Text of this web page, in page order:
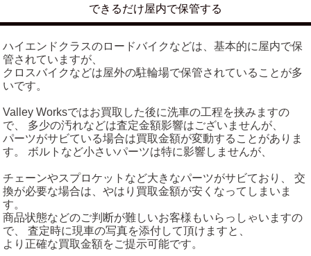
できるだけ屋内で保管する
ハイエンドクラスのロードバイクなどは、基本的に屋内で保
管されていますが、
クロスバイクなどは屋外の駐輪場で保管されていることが多
いです。
Valley Worksではお買取した後に洗車の工程を挟みますの
で、 多少の汚れなどは査定金額影響はございませんが、
パーツがサビている場合は買取金額が変動することがありま
す。 ボルトなど小さいパーツは特に影響しませんが、
チェーンやスプロケットなど大きなパーツがサビており、 交
換が必要な場合は、やはり買取金額が安くなってしまいま
す。
商品状態などのご判断が難しいお客様もいらっしゃいますの
で、 査定時に現車の写真を添付して頂けますと、
より正確な買取金額をご提示可能です。